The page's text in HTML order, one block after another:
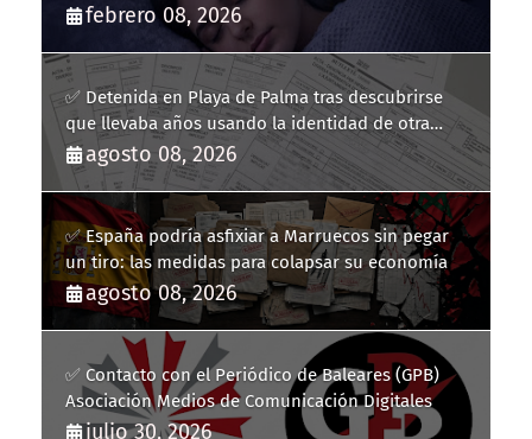
febrero 08, 2026
✅ Detenida en Playa de Palma tras descubrirse
que llevaba años usando la identidad de otra
persona
agosto 08, 2026
✅ España podría asfixiar a Marruecos sin pegar
un tiro: las medidas para colapsar su economía
agosto 08, 2026
✅ Contacto con el Periódico de Baleares (GPB)
Asociación Medios de Comunicación Digitales
julio 30, 2026